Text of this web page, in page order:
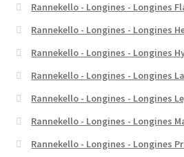
Rannekello - Longines - Longines
Rannekello - Longines - Longines
Rannekello - Longines - Longines
Rannekello - Longines - Longines
Rannekello - Longines - Longines
Rannekello - Longines - Longines
Rannekello - Longines - Longines